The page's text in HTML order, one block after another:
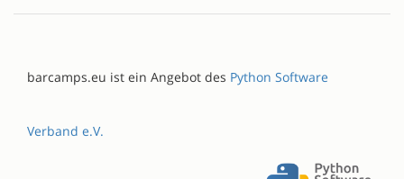
barcamps.eu ist ein Angebot des Python Software
Verband e.V.